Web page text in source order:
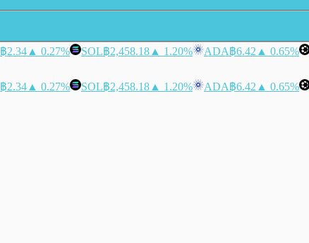
฿2.34 ▲ 0.27% SOL฿2,458.18 ▲ 1.20% ADA฿6.42 ▲ 0.65%
฿2.34 ▲ 0.27% SOL฿2,458.18 ▲ 1.20% ADA฿6.42 ▲ 0.65%